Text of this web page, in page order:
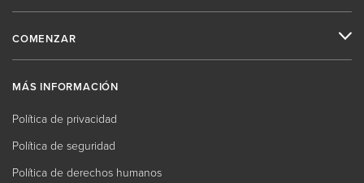
COMENZAR
MÁS INFORMACIÓN
Política de privacidad
Política de seguridad
Política de derechos humanos